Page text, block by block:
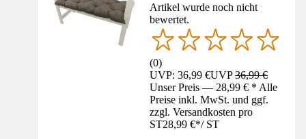
Artikel wurde noch nicht
bewertet.
(0)
UVP: 36,99 €UVP36,99 €
Unser Preis — 28,99 € * Alle
Preise inkl. MwSt. und ggf.
zzgl. Versandkosten pro
ST28,99 €*/ ST